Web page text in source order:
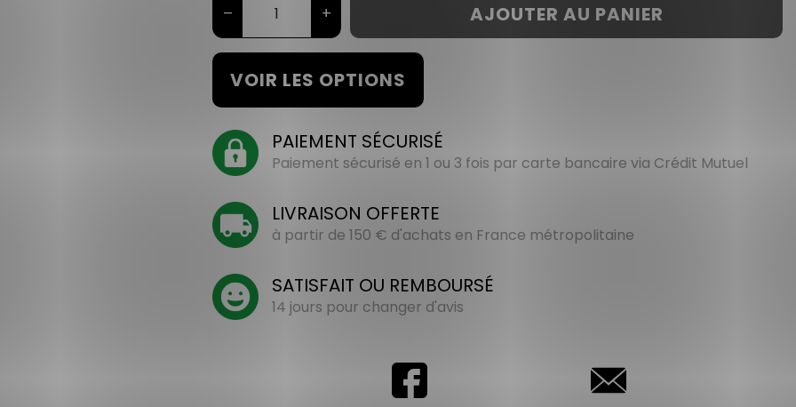
– + AJOUTER AU PANIER
VOIR LES OPTIONS
PAIEMENT SÉCURISÉ
Paiement sécurisé en 1 ou 3 fois par carte bancaire via Crédit Mutuel
LIVRAISON OFFERTE
à partir de 150 € d'achats en France métropolitaine
SATISFAIT OU REMBOURSÉ
14 jours pour changer d'avis